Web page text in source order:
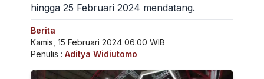
hingga 25 Februari 2024 mendatang.
Berita
Kamis, 15 Februari 2024 06:00 WIB
Penulis : Aditya Widiutomo